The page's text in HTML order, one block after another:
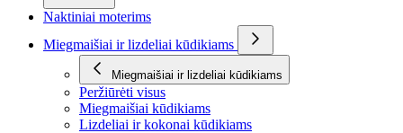
Naktiniai moterims
Miegmaišiai ir lizdeliai kūdikiams
Miegmaišiai ir lizdeliai kūdikiams
Peržiūrėti visus
Miegmaišiai kūdikiams
Lizdeliai ir kokonai kūdikiams